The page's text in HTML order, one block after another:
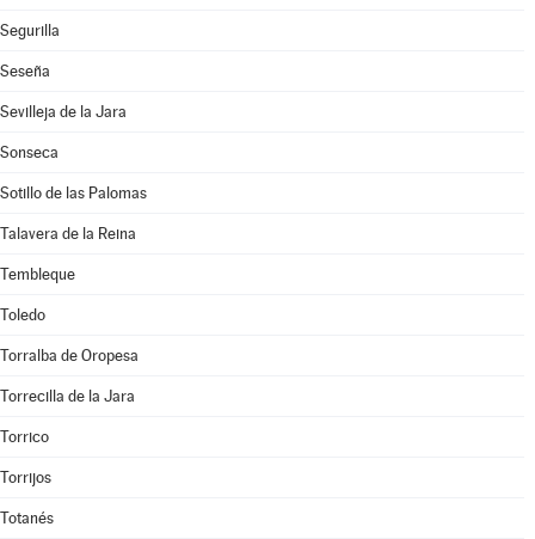
Segurilla
Seseña
Sevilleja de la Jara
Sonseca
Sotillo de las Palomas
Talavera de la Reina
Tembleque
Toledo
Torralba de Oropesa
Torrecilla de la Jara
Torrico
Torrijos
Totanés